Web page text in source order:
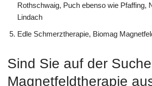
Rothschwaig, Puch ebenso wie Pfaffing,
Lindach
Edle Schmerztherapie, Biomag
Sind Sie auf der
Magnetfeldtherapie